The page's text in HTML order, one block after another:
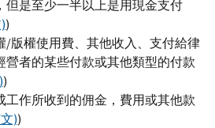
但是至少一半以上是用現金支付
)
/版權使用費、其他收入、支付給律
營者的某些付款或其他類型的付款
)
工作所收到的佣金，費用或其他款
))